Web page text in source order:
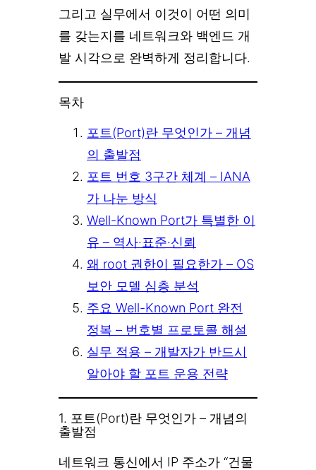
그리고 실무에서 이것이 어떤 의미
를 갖는지를 네트워크와 백엔드 개
발 시각으로 완벽하게 정리합니다.
목차
포트(Port)란 무엇인가 – 개념
의 출발점
포트 번호 3구간 체계 – IANA
가 나눈 방식
Well-Known Port가 특별한 이
유 – 역사·표준·신뢰
왜 root 권한이 필요한가 – OS
보안 모델 심층 분석
주요 Well-Known Port 완전
정복 – 번호별 프로토콜 해설
실무 적용 – 개발자가 반드시
알아야 할 포트 운용 전략
1. 포트(Port)란 무엇인가 – 개념의
출발점
네트워크 통신에서 IP 주소가 “건물